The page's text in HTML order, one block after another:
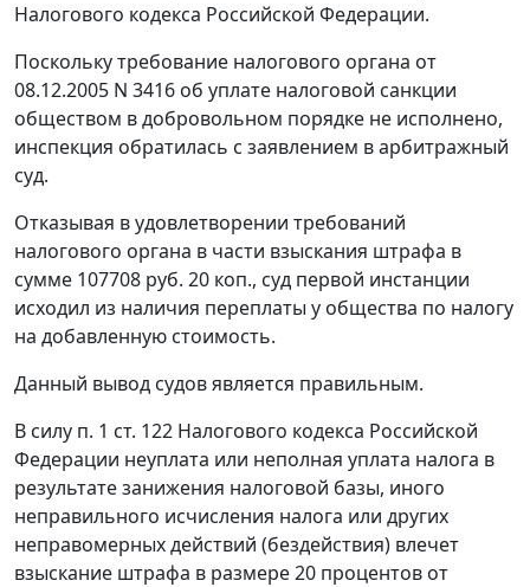
Налогового кодекса Российской Федерации.
Поскольку требование налогового органа от
08.12.2005 N 3416 об уплате налоговой санкции
обществом в добровольном порядке не исполнено,
инспекция обратилась с заявлением в арбитражный
суд.
Отказывая в удовлетворении требований
налогового органа в части взыскания штрафа в
сумме 107708 руб. 20 коп., суд первой инстанции
исходил из наличия переплаты у общества по налогу
на добавленную стоимость.
Данный вывод судов является правильным.
В силу п. 1 ст. 122 Налогового кодекса Российской
Федерации неуплата или неполная уплата налога в
результате занижения налоговой базы, иного
неправильного исчисления налога или других
неправомерных действий (бездействия) влечет
взыскание штрафа в размере 20 процентов от